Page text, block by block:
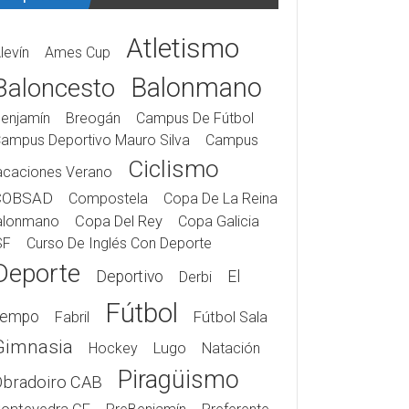
Ames Cup Atletismo
Balonmano
Breogán
Campus De Fútbol
Deportivo Mauro Silva
Campus
Verano
Ciclismo
Compostela
Copa De La Reina
Copa Del Rey
Copa Galicia
Curso De Inglés Con Deporte
Deportivo Derbi El
Fabril Fútbol Fútbol Sala
Hockey Lugo Natación
CAB Piragüismo